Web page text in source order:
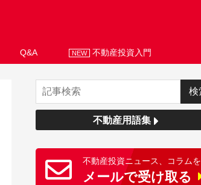
Q&A NEW 不動産投資入門
不動産用語集
不動産投資ニュース、コラムを
メールで受け取る